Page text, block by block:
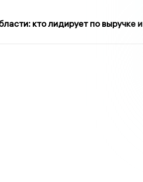
кто лидирует по выручке и